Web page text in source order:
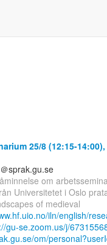
25/8 (12:15-
sprak.gu.se
om
Universitetet i Oslo
of medieval
iln/english/
gu-se.zoom.us/j/
om/